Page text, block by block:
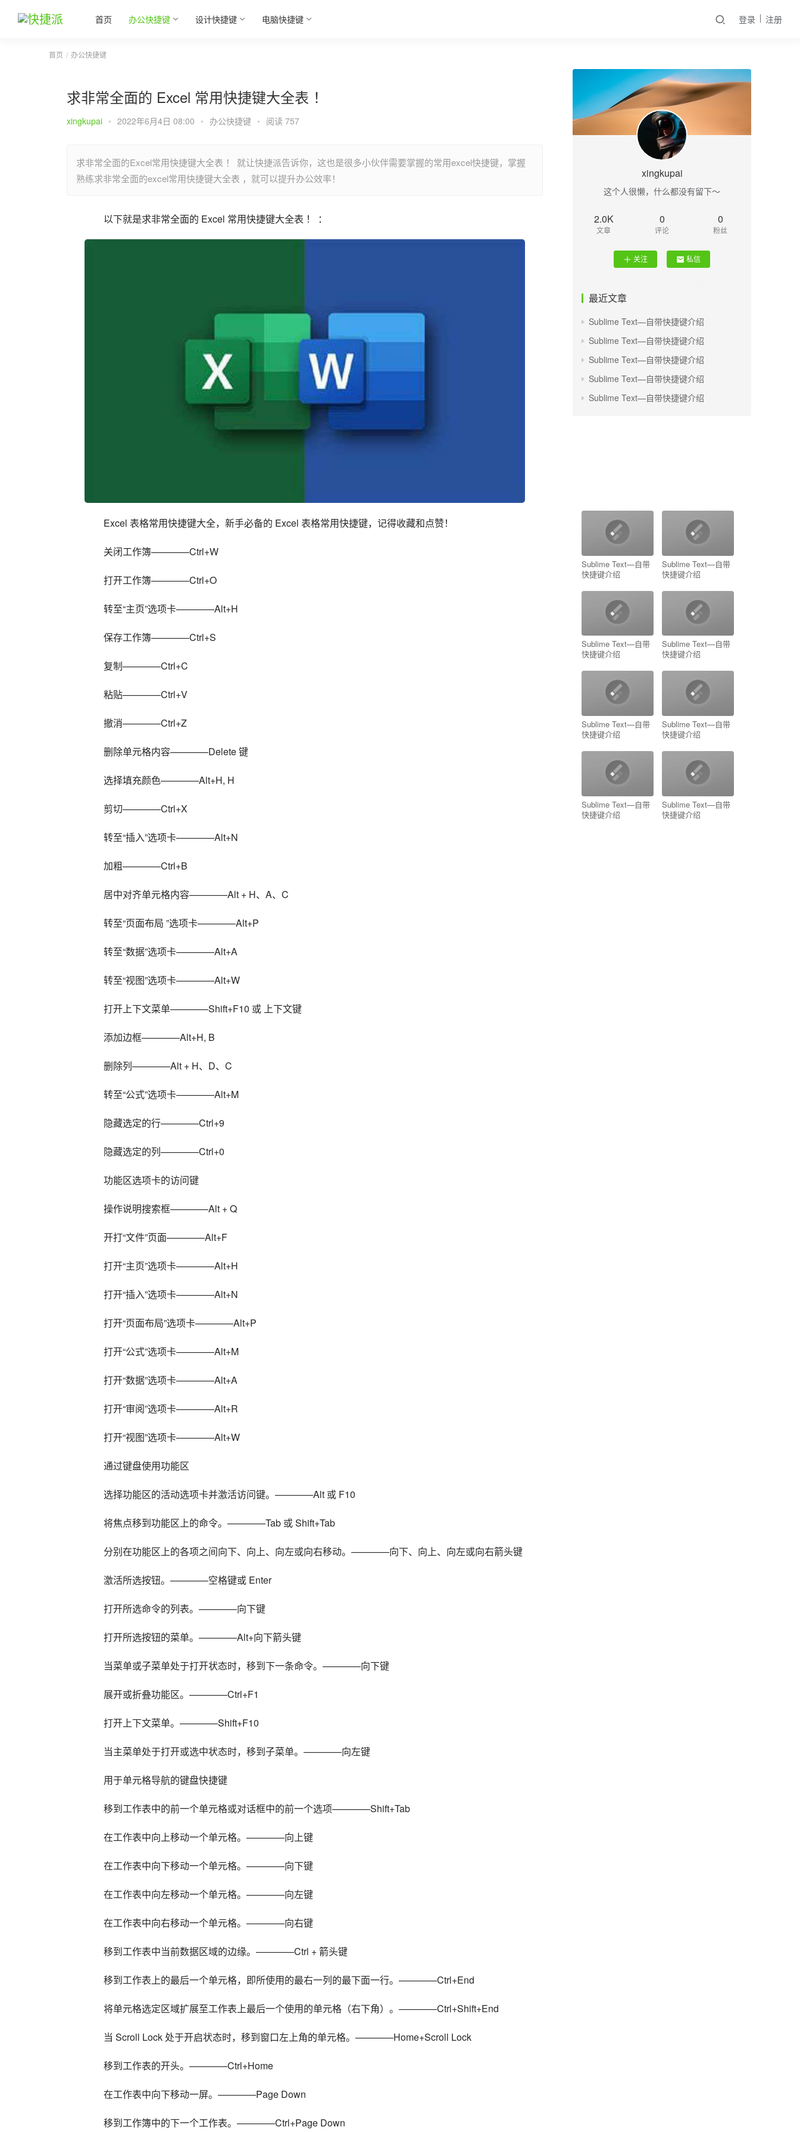
首页 办公快捷键 设计快捷键 电脑快捷键 登录 注册
首页 办公快捷键
求非常全面的 Excel 常用快捷键大全表 ！
xingkupai • 2022年6月4日 08:00 • 办公快捷键 • 阅读 757
求非常全面的Excel常用快捷键大全表 ！ 就让快捷派告诉你，这也是很多小伙伴需要掌握的常用excel快捷键，掌握
熟练求非常全面的excel常用快捷键大全表 ，就可以提升办公效率！
以下就是求非常全面的 Excel 常用快捷键大全表 ！ ：
Excel 表格常用快捷键大全，新手必备的 Excel 表格常用快捷键，记得收藏和点赞！
关闭工作簿————Ctrl+W
打开工作簿————Ctrl+O
转至“主页”选项卡————Alt+H
保存工作簿————Ctrl+S
复制————Ctrl+C
粘贴————Ctrl+V
撤消————Ctrl+Z
删除单元格内容————Delete 键
选择填充颜色————Alt+H, H
剪切————Ctrl+X
转至“插入”选项卡————Alt+N
加粗————Ctrl+B
居中对齐单元格内容————Alt + H、A、C
转至“页面布局 ”选项卡————Alt+P
转至“数据”选项卡————Alt+A
转至“视图”选项卡————Alt+W
打开上下文菜单————Shift+F10 或 上下文键
添加边框————Alt+H, B
删除列————Alt + H、D、C
转至“公式”选项卡————Alt+M
隐藏选定的行————Ctrl+9
隐藏选定的列————Ctrl+0
功能区选项卡的访问键
操作说明搜索框————Alt + Q
开打“文件”页面————Alt+F
打开“主页”选项卡————Alt+H
打开“插入”选项卡————Alt+N
打开“页面布局”选项卡————Alt+P
打开“公式”选项卡————Alt+M
打开“数据”选项卡————Alt+A
打开“审阅”选项卡————Alt+R
打开“视图”选项卡————Alt+W
通过键盘使用功能区
选择功能区的活动选项卡并激活访问键。————Alt 或 F10
将焦点移到功能区上的命令。————Tab 或 Shift+Tab
分别在功能区上的各项之间向下、向上、向左或向右移动。————向下、向上、向左或向右箭头键
激活所选按钮。————空格键或 Enter
打开所选命令的列表。————向下键
打开所选按钮的菜单。————Alt+向下箭头键
当菜单或子菜单处于打开状态时，移到下一条命令。————向下键
展开或折叠功能区。————Ctrl+F1
打开上下文菜单。————Shift+F10
当主菜单处于打开或选中状态时，移到子菜单。————向左键
用于单元格导航的键盘快捷键
移到工作表中的前一个单元格或对话框中的前一个选项————Shift+Tab
在工作表中向上移动一个单元格。————向上键
在工作表中向下移动一个单元格。————向下键
在工作表中向左移动一个单元格。————向左键
在工作表中向右移动一个单元格。————向右键
移到工作表中当前数据区域的边缘。————Ctrl + 箭头键
移到工作表上的最后一个单元格，即所使用的最右一列的最下面一行。————Ctrl+End
将单元格选定区域扩展至工作表上最后一个使用的单元格（右下角）。————Ctrl+Shift+End
当 Scroll Lock 处于开启状态时，移到窗口左上角的单元格。————Home+Scroll Lock
移到工作表的开头。————Ctrl+Home
在工作表中向下移动一屏。————Page Down
移到工作簿中的下一个工作表。————Ctrl+Page Down
xingkupai
这个人很懒，什么都没有留下～
2.0K
文章
0
评论
0
粉丝
关注 私信
最近文章
Sublime Text—自带快捷键介绍
Sublime Text—自带快捷键介绍
Sublime Text—自带快捷键介绍
Sublime Text—自带快捷键介绍
Sublime Text—自带快捷键介绍
Sublime Text—自带
快捷键介绍
Sublime Text—自带
快捷键介绍
Sublime Text—自带
快捷键介绍
Sublime Text—自带
快捷键介绍
Sublime Text—自带
快捷键介绍
Sublime Text—自带
快捷键介绍
Sublime Text—自带
快捷键介绍
Sublime Text—自带
快捷键介绍